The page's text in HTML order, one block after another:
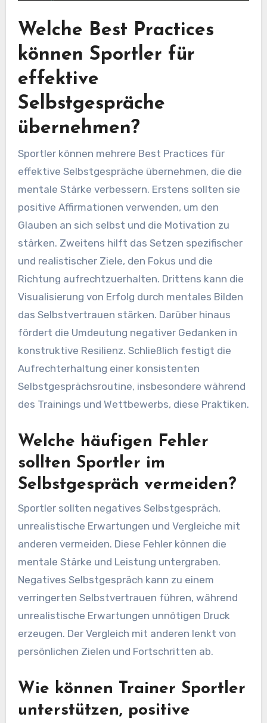
Welche Best Practices
können Sportler für
effektive
Selbstgespräche
übernehmen?
Sportler können mehrere Best Practices für
effektive Selbstgespräche übernehmen, die die
mentale Stärke verbessern. Erstens sollten sie
positive Affirmationen verwenden, um den
Glauben an sich selbst und die Motivation zu
stärken. Zweitens hilft das Setzen spezifischer
und realistischer Ziele, den Fokus und die
Richtung aufrechtzuerhalten. Drittens kann die
Visualisierung von Erfolg durch mentales Bilden
das Selbstvertrauen stärken. Darüber hinaus
fördert die Umdeutung negativer Gedanken in
konstruktive Resilienz. Schließlich festigt die
Aufrechterhaltung einer konsistenten
Selbstgesprächsroutine, insbesondere während
des Trainings und Wettbewerbs, diese Praktiken.
Welche häufigen Fehler
sollten Sportler im
Selbstgespräch vermeiden?
Sportler sollten negatives Selbstgespräch,
unrealistische Erwartungen und Vergleiche mit
anderen vermeiden. Diese Fehler können die
mentale Stärke und Leistung untergraben.
Negatives Selbstgespräch kann zu einem
verringerten Selbstvertrauen führen, während
unrealistische Erwartungen unnötigen Druck
erzeugen. Der Vergleich mit anderen lenkt von
persönlichen Zielen und Fortschritten ab.
Wie können Trainer Sportler
unterstützen, positive